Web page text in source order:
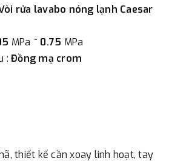
khác với địa điểm thanh toán
hàng ngoài nội thành Hà Nội.
100% giá trị hàng + phí vận
trong chính sách vận chuyển
khoản trước khi giao hàng.
thực đã chuyển tiền của quý
rửa lavabo nóng lạnh Caesar
MPa ~ 0.75 MPa
: Đồng mạ crom
thiết kế cần xoay linh hoạt, tay